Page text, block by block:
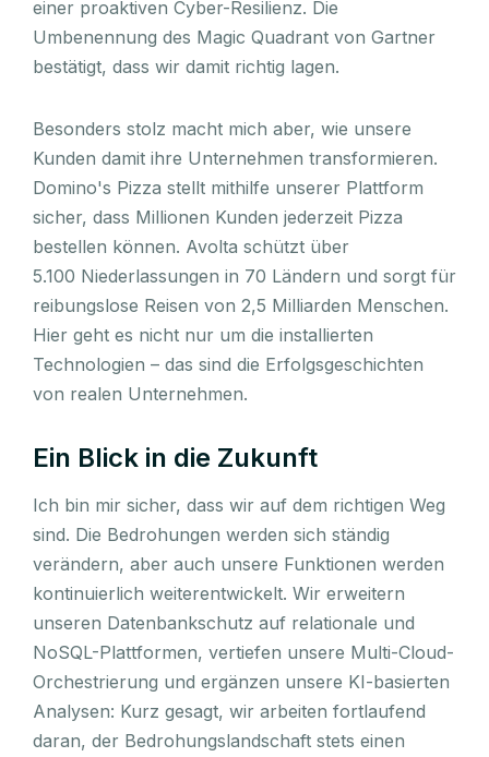
einer proaktiven Cyber-Resilienz. Die
Umbenennung des Magic Quadrant von Gartner
bestätigt, dass wir damit richtig lagen.
Besonders stolz macht mich aber, wie unsere
Kunden damit ihre Unternehmen transformieren.
Domino's Pizza stellt mithilfe unserer Plattform
sicher, dass Millionen Kunden jederzeit Pizza
bestellen können. Avolta schützt über
5.100 Niederlassungen in 70 Ländern und sorgt für
reibungslose Reisen von 2,5 Milliarden Menschen.
Hier geht es nicht nur um die installierten
Technologien – das sind die Erfolgsgeschichten
von realen Unternehmen.
Ein Blick in die Zukunft
Ich bin mir sicher, dass wir auf dem richtigen Weg
sind. Die Bedrohungen werden sich ständig
verändern, aber auch unsere Funktionen werden
kontinuierlich weiterentwickelt. Wir erweitern
unseren Datenbankschutz auf relationale und
NoSQL-Plattformen, vertiefen unsere Multi-Cloud-
Orchestrierung und ergänzen unsere KI-basierten
Analysen: Kurz gesagt, wir arbeiten fortlaufend
daran, der Bedrohungslandschaft stets einen